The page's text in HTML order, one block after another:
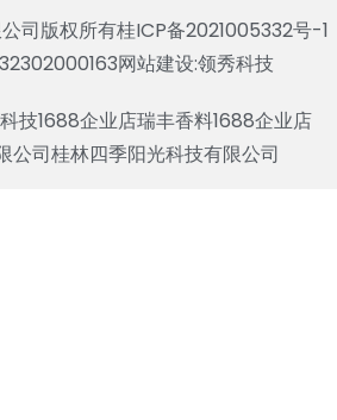
司版权所有桂ICP备2021005332号-1
网站建设:领秀科技
技1688企业店瑞丰香料1688企业店
公司桂林四季阳光科技有限公司